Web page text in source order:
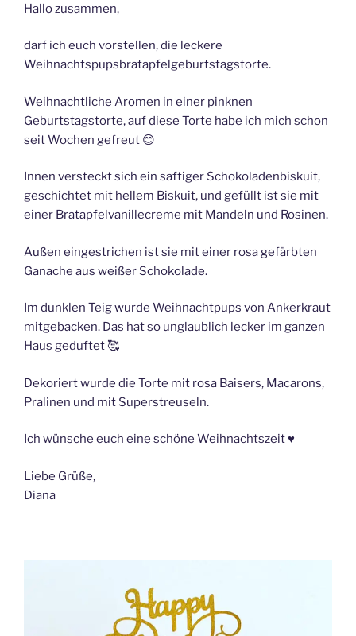
Hallo zusammen,
darf ich euch vorstellen, die leckere
Weihnachtspupsbratapfelgeburtstagstorte.
Weihnachtliche Aromen in einer pinknen
Geburtstagstorte, auf diese Torte habe ich mich schon
seit Wochen gefreut 😊
Innen versteckt sich ein saftiger Schokoladenbiskuit,
geschichtet mit hellem Biskuit, und gefüllt ist sie mit
einer Bratapfelvanillecreme mit Mandeln und Rosinen.
Außen eingestrichen ist sie mit einer rosa gefärbten
Ganache aus weißer Schokolade.
Im dunklen Teig wurde Weihnachtpups von Ankerkraut
mitgebacken. Das hat so unglaublich lecker im ganzen
Haus geduftet 🥰
Dekoriert wurde die Torte mit rosa Baisers, Macarons,
Pralinen und mit Superstreuseln.
Ich wünsche euch eine schöne Weihnachtszeit♥️
Liebe Grüße,
Diana